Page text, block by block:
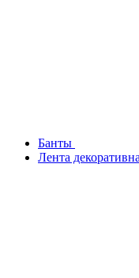
Банты
Лента